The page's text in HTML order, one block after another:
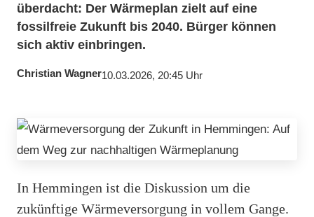
überdacht: Der Wärmeplan zielt auf eine
fossilfreie Zukunft bis 2040. Bürger können
sich aktiv einbringen.
Christian Wagner10.03.2026, 20:45 Uhr
In Hemmingen ist die Diskussion um die
zukünftige Wärmeversorgung in vollem Gange.